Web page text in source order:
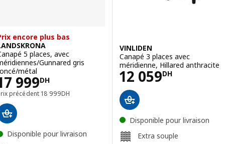
encore plus bas
5 places, avec
Gunnared gris
métal
999DH
17999DH
précédent 18 999DH
Prix précédent 18999DH
Disponible pour livraison
VINLIDEN
Canapé 3 places avec
méridienne, Hillared anthracite
12 059DH
Prix 12059DH
Disponible pour livraison
Extra souple